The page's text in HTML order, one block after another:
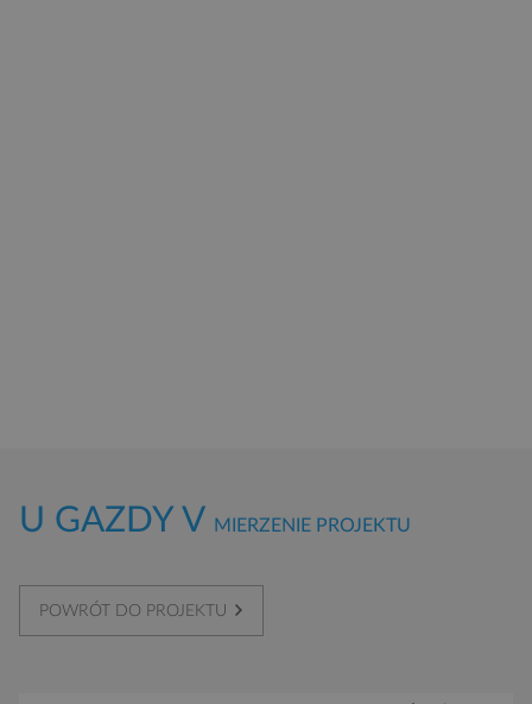
U GAZDY V MIERZENIE PROJEKTU
POWRÓT DO PROJEKTU